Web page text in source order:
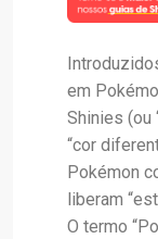
em
Shinies (ou
“cor
Pokémon
liberam
O termo